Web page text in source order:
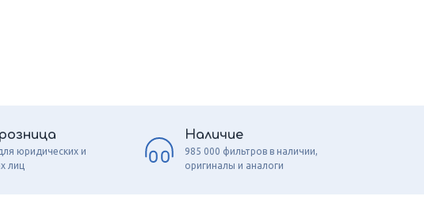
юридических и
лиц
Наличие
985 000 фильтров в наличии,
оригиналы и аналоги